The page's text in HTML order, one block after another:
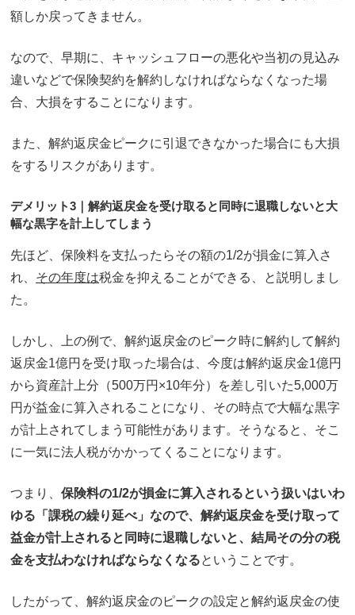
額しか戻ってきません。
なので、早期に、キャッシュフローの悪化や当初の見込み
違いなどで保険契約を解約しなければならなくなった場
合、大損をすることになります。
また、解約返戻金ピークに引退できなかった場合にも大損
をするリスクがあります。
デメリット3｜解約返戻金を受け取ると同時に退職しないと大
幅な黒字を計上してしまう
先ほど、保険料を支払ったらその額の1/2が損金に算入さ
れ、 その年度は税金を抑えることができる、と説明しまし
た。
しかし、上の例で、解約返戻金のピーク時に解約して解約
返戻金1億円を受け取った場合は、今度は解約返戻金1億円
から資産計上分（500万円×10年分）を差し引いた5,000万
円が益金に算入されることになり、その時点で大幅な黒字
が計上されてしまう可能性があります。そうなると、そこ
に一気に法人税がかかってくることになります。
つまり、 保険料の1/2が損金に算入されるという扱いはいわ
ゆる「課税の繰り延べ」なので、解約返戻金を受け取って
益金が計上されると同時に退職しないと、結局その分の税
金を支払わなければならなくなるということです。
したがって、解約返戻金のピークの設定と解約返戻金の使